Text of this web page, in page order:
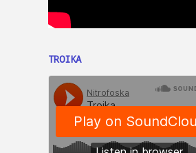
TROIKA